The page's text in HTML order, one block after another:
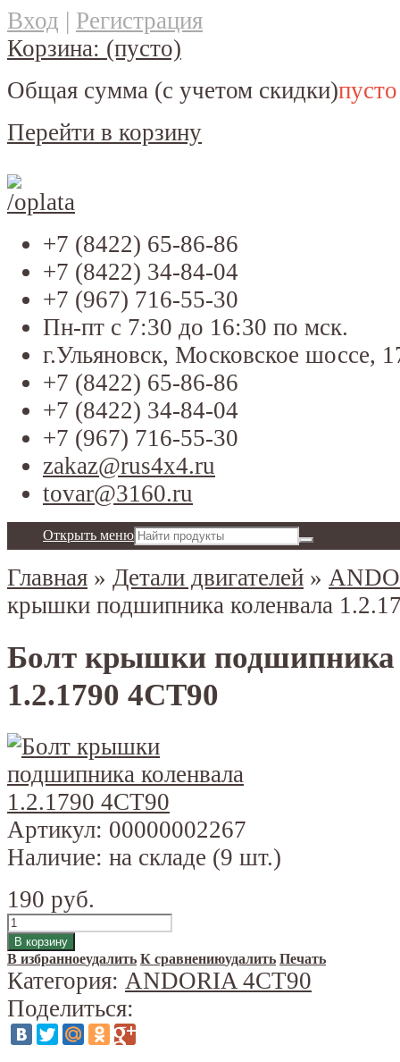
Вход | Регистрация
Корзина: (пусто)
Общая сумма (с учетом скидки)пусто
Перейти в корзину
+7 (8422) 65-86-86
+7 (8422) 34-84-04
+7 (967) 716-55-30
Пн-пт с 7:30 до 16:30 по мск.
г.Ульяновск, Московское шоссе,
+7 (8422) 65-86-86
+7 (8422) 34-84-04
+7 (967) 716-55-30
zakaz@rus4x4.ru
tovar@3160.ru
Открыть меню
Главная » Детали двигателей »
крышки подшипника коленвала
Болт крышки подшипника
1.2.1790 4СТ90
Артикул: 00000002267
Наличие: на складе (9 шт.)
190 руб.
В избранноеудалить К сравнениюудалить Печать
Категория: ANDORIA 4CT90
Поделиться: